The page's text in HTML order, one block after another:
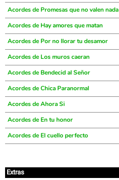
Acordes de Promesas que no valen nada
Acordes de Hay amores que matan
Acordes de Por no llorar tu desamor
Acordes de Los muros caeran
Acordes de Bendecid al Señor
Acordes de Chica Paranormal
Acordes de Ahora Si
Acordes de En tu honor
Acordes de El cuello perfecto
Extras